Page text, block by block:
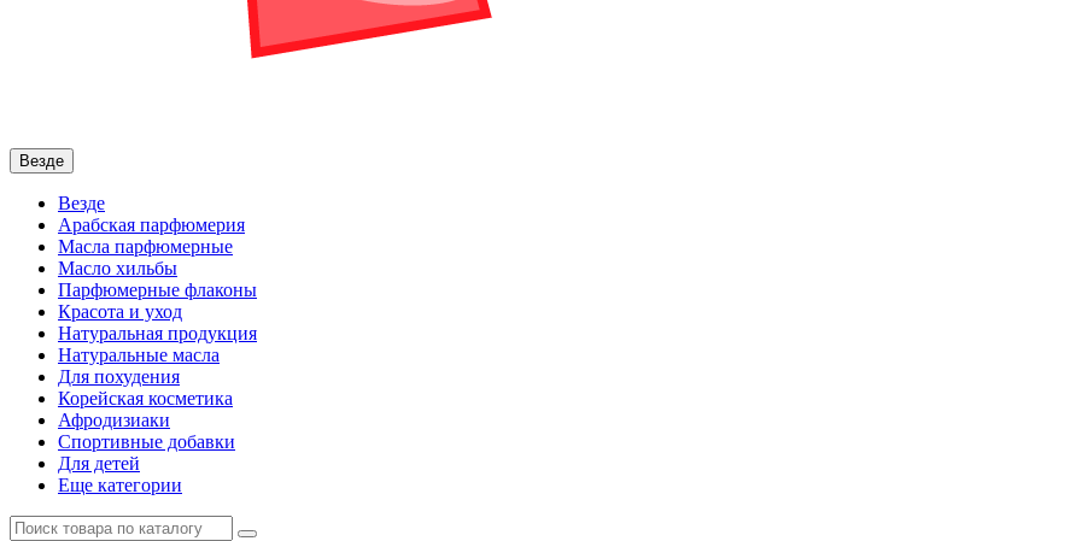
Везде
Везде
Арабская парфюмерия
Масла парфюмерные
Масло хильбы
Парфюмерные флаконы
Красота и уход
Натуральная продукция
Натуральные масла
Для похудения
Корейская косметика
Афродизиаки
Спортивные добавки
Для детей
Еще категории